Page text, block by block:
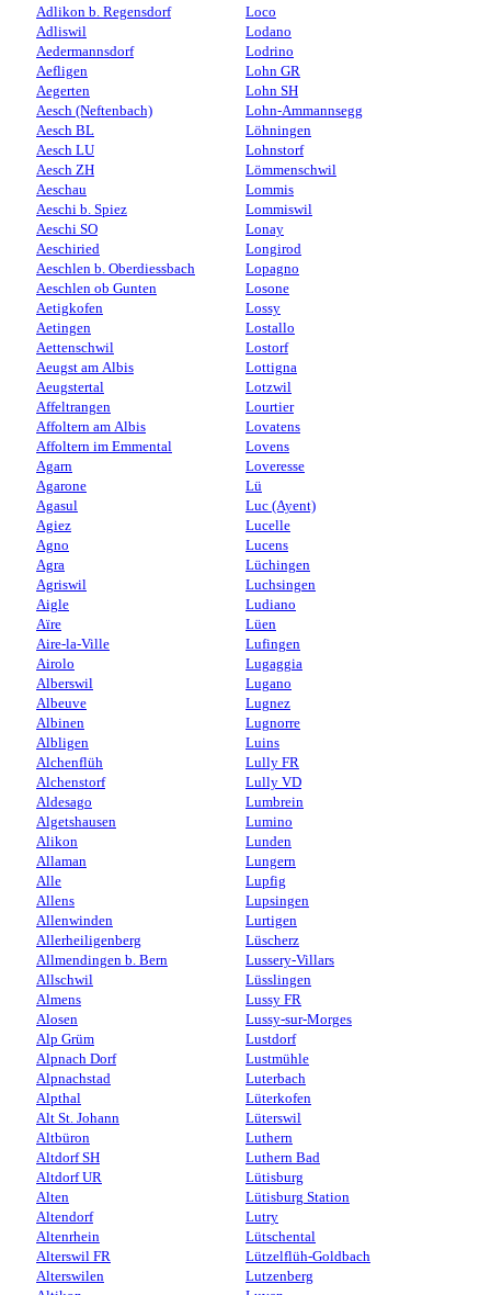
Adlikon b. Regensdorf
Adliswil
Aedermannsdorf
Aefligen
Aegerten
Aesch (Neftenbach)
Aesch BL
Aesch LU
Aesch ZH
Aeschau
Aeschi b. Spiez
Aeschi SO
Aeschiried
Aeschlen b. Oberdiessbach
Aeschlen ob Gunten
Aetigkofen
Aetingen
Aettenschwil
Aeugst am Albis
Aeugstertal
Affeltrangen
Affoltern am Albis
Affoltern im Emmental
Agarn
Agarone
Agasul
Agiez
Agno
Agra
Agriswil
Aigle
Aïre
Aire-la-Ville
Airolo
Alberswil
Albeuve
Albinen
Albligen
Alchenflüh
Alchenstorf
Aldesago
Algetshausen
Alikon
Allaman
Alle
Allens
Allenwinden
Allerheiligenberg
Allmendingen b. Bern
Allschwil
Almens
Alosen
Alp Grüm
Alpnach Dorf
Alpnachstad
Alpthal
Alt St. Johann
Altbüron
Altdorf SH
Altdorf UR
Alten
Altendorf
Altenrhein
Alterswil FR
Alterswilen
Loco
Lodano
Lodrino
Lohn GR
Lohn SH
Lohn-Ammannsegg
Löhningen
Lohnstorf
Lömmenschwil
Lommis
Lommiswil
Lonay
Longirod
Lopagno
Losone
Lossy
Lostallo
Lostorf
Lottigna
Lotzwil
Lourtier
Lovatens
Lovens
Loveresse
Lü
Luc (Ayent)
Lucelle
Lucens
Lüchingen
Luchsingen
Ludiano
Lüen
Lufingen
Lugaggia
Lugano
Lugnez
Lugnorre
Luins
Lully FR
Lully VD
Lumbrein
Lumino
Lunden
Lungern
Lupfig
Lupsingen
Lurtigen
Lüscherz
Lussery-Villars
Lüsslingen
Lussy FR
Lussy-sur-Morges
Lustdorf
Lustmühle
Luterbach
Lüterkofen
Lüterswil
Luthern
Luthern Bad
Lütisburg
Lütisburg Station
Lutry
Lütschental
Lützelflüh-Goldbach
Lutzenberg